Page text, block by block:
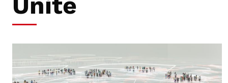
RUBRIQUES
Tous les articles
Actualité internationale